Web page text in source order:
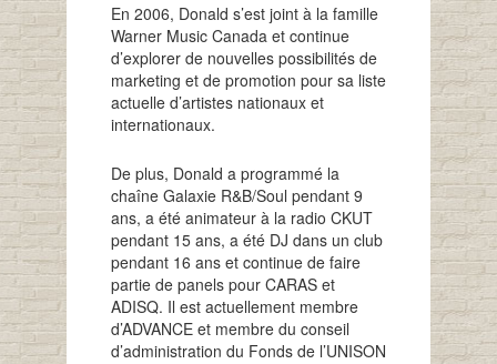
En 2006, Donald s’est joint à la famille
Warner Music Canada et continue
d’explorer de nouvelles possibilités de
marketing et de promotion pour sa liste
actuelle d’artistes nationaux et
internationaux.
De plus, Donald a programmé la
chaîne Galaxie R&B/Soul pendant 9
ans, a été animateur à la radio CKUT
pendant 15 ans, a été DJ dans un club
pendant 16 ans et continue de faire
partie de panels pour CARAS et
ADISQ. Il est actuellement membre
d’ADVANCE et membre du conseil
d’administration du Fonds de l’UNISON